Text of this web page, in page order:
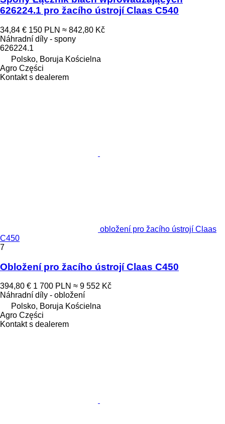
626224.1 pro žacího ústrojí Claas C540
34,84 € 150 PLN ≈ 842,80 Kč
Náhradní díly - spony
626224.1
Polsko, Boruja Kościelna
Agro Części
Kontakt s dealerem
obložení pro žacího ústrojí Claas
C450
7
Obložení pro žacího ústrojí Claas C450
394,80 € 1 700 PLN ≈ 9 552 Kč
Náhradní díly - obložení
Polsko, Boruja Kościelna
Agro Części
Kontakt s dealerem